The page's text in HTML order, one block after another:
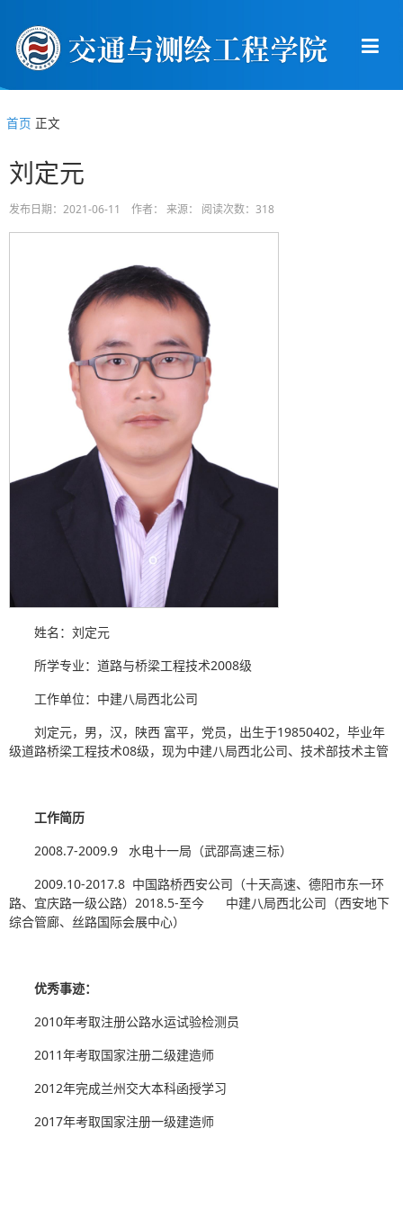
首页 正文
刘定元
发布日期：2021-06-11 作者： 来源： 阅读次数： 318
姓名：刘定元
所学专业：道路与桥梁工程技术2008级
工作单位：中建八局西北公司
刘定元，男，汉，陕西 富平，党员，出生于19850402，毕业年
级道路桥梁工程技术08级，现为中建八局西北公司、技术部技术主管
工作简历
2008.7-2009.9 水电十一局（武邵高速三标）
2009.10-2017.8 中国路桥西安公司（十天高速、德阳市东一环
路、宜庆路一级公路）2018.5-至今 中建八局西北公司（西安地下
综合管廊、丝路国际会展中心）
优秀事迹：
2010年考取注册公路水运试验检测员
2011年考取国家注册二级建造师
2012年完成兰州交大本科函授学习
2017年考取国家注册一级建造师